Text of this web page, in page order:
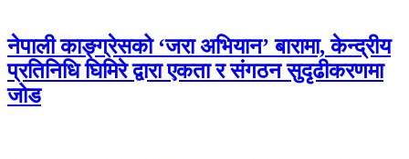
नेपाली काङ्ग्रेसको ‘जरा अभियान’ बारामा, केन्द्रीय
प्रतिनिधि घिमिरे द्वारा एकता र संगठन सुदृढीकरणमा
जोड